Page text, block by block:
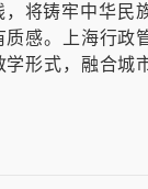
将铸牢中华
感。上海行
形式，融合